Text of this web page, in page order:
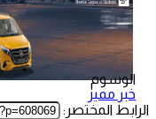
الوسوم
خبر مميز
الرابط المختصر: